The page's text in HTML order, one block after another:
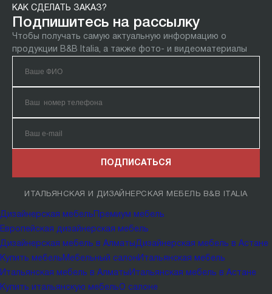
КАК СДЕЛАТЬ ЗАКАЗ?
Подпишитесь на рассылку
Чтобы получать самую актуальную информацию о
продукции B&B Italia, а также фото- и видеоматериалы
ПОДПИСАТЬСЯ
ИТАЛЬЯНСКАЯ И ДИЗАЙНЕРСКАЯ МЕБЕЛЬ B&B ITALIA
Дизайнерская мебель Премиум мебель
Европейская дизайнерская мебель
Дизайнерская мебель в АлматыДизайнерская мебель в Астане
Купить мебель Мебельный салон Итальянская мебель
Итальянская мебель в Алматы Итальянская мебель в Астане
Купить итальянскую мебельО салоне